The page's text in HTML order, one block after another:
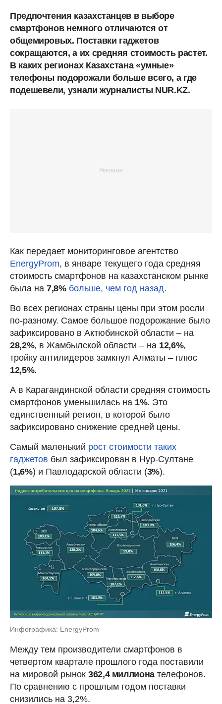
Предпочтения казахстанцев в выборе
смартфонов немного отличаются от
общемировых. Поставки гаджетов
сокращаются, а их средняя стоимость растет.
В каких регионах Казахстана «умные»
телефоны подорожали больше всего, а где
подешевели, узнали журналисты NUR.KZ.
Как передает мониторинговое агентство
EnergyProm, в январе текущего года средняя
стоимость смартфонов на казахстанском рынке
была на 7,8% больше, чем год назад.
Во всех регионах страны цены при этом росли
по-разному. Самое большое подорожание было
зафиксировано в Актюбинской области – на
28,2%, в Жамбылской области – на 12,6%,
тройку антилидеров замкнул Алматы – плюс
12,5%.
А в Карагандинской области средняя стоимость
смартфонов уменьшилась на 1%. Это
единственный регион, в которой было
зафиксировано снижение средней цены.
Самый маленький рост стоимости таких
гаджетов был зафиксирован в Нур-Султане
(1,6%) и Павлодарской области (3%).
Инфографика: EnergyProm
Между тем производители смартфонов в
четвертом квартале прошлого года поставили
на мировой рынок 362,4 миллионателефонов.
По сравнению с прошлым годом поставки
снизились на 3,2%.